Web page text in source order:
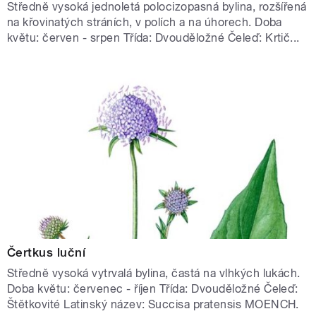
Středně vysoká jednoletá polocizopasná bylina, rozšířená
na křovinatých stráních, v polích a na úhorech. Doba
květu: červen - srpen Třída: Dvouděložné Čeleď: Krtič...
Čertkus luční
Středně vysoká vytrvalá bylina, častá na vlhkých lukách.
Doba květu: červenec - říjen Třída: Dvouděložné Čeleď:
Štětkovité Latinský název: Succisa pratensis MOENCH.